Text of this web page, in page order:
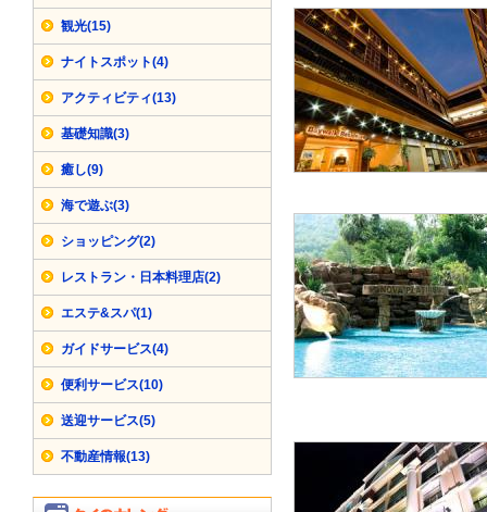
観光(15)
ナイトスポット(4)
アクティビティ(13)
基礎知識(3)
癒し(9)
海で遊ぶ(3)
ショッピング(2)
レストラン・日本料理店(2)
エステ&スパ(1)
ガイドサービス(4)
便利サービス(10)
送迎サービス(5)
不動産情報(13)